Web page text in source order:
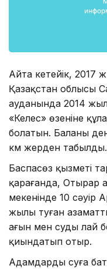
Айта кетейік, 2017
Қазақстан облысы
ауданында 2014
«Келес» өзеніне
болатын. Баланың
км жерден табылды.
Баспасөз қызметі
қарағанда, Отырар
мекенінде 10 сәуір
жылы туған
ағын мен судың лай
қиындатып отыр.
Адамдарды суға